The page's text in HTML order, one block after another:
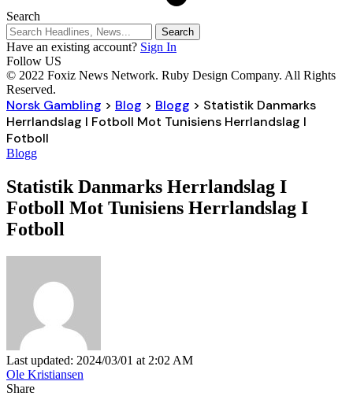
Search
Have an existing account? Sign In
Follow US
© 2022 Foxiz News Network. Ruby Design Company. All Rights
Reserved.
Norsk Gambling > Blog > Blogg > Statistik Danmarks
Herrlandslag I Fotboll Mot Tunisiens Herrlandslag I
Fotboll
Blogg
Statistik Danmarks Herrlandslag I
Fotboll Mot Tunisiens Herrlandslag I
Fotboll
Last updated: 2024/03/01 at 2:02 AM
Ole Kristiansen
Share